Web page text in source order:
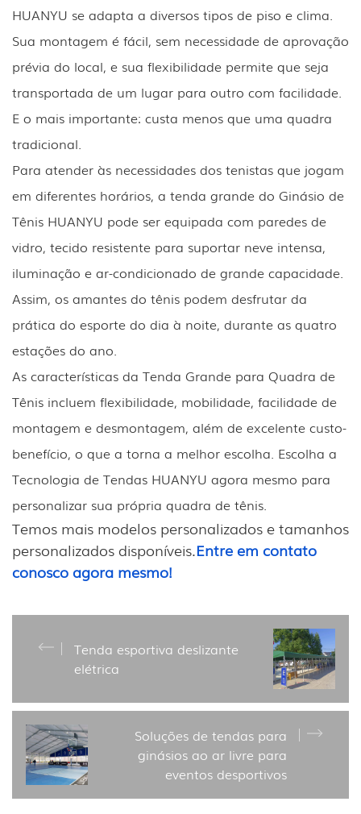
HUANYU se adapta a diversos tipos de piso e clima.
Sua montagem é fácil, sem necessidade de aprovação
prévia do local, e sua flexibilidade permite que seja
transportada de um lugar para outro com facilidade.
E o mais importante: custa menos que uma quadra
tradicional.
Para atender às necessidades dos tenistas que jogam
em diferentes horários, a tenda grande do Ginásio de
Tênis HUANYU pode ser equipada com paredes de
vidro, tecido resistente para suportar neve intensa,
iluminação e ar-condicionado de grande capacidade.
Assim, os amantes do tênis podem desfrutar da
prática do esporte do dia à noite, durante as quatro
estações do ano.
As características da Tenda Grande para Quadra de
Tênis incluem flexibilidade, mobilidade, facilidade de
montagem e desmontagem, além de excelente custo-
benefício, o que a torna a melhor escolha. Escolha a
Tecnologia de Tendas HUANYU agora mesmo para
personalizar sua própria quadra de tênis.
Temos mais modelos personalizados e tamanhos
personalizados disponíveis.Entre em contato
conosco agora mesmo!
Tenda esportiva deslizante
elétrica
Soluções de tendas para
ginásios ao ar livre para
eventos desportivos